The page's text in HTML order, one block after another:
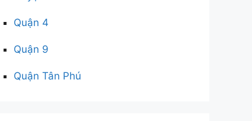
Quận 4
Quận 9
Quận Tân Phú